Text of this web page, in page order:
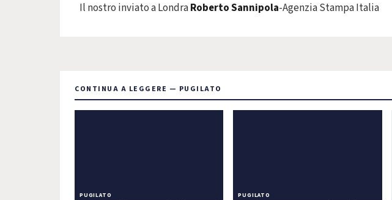
Il nostro inviato a LondraRoberto Sannipola-Agenzia Stampa Italia
CONTINUA A LEGGERE — PUGILATO
PUGILATO PUGILATO